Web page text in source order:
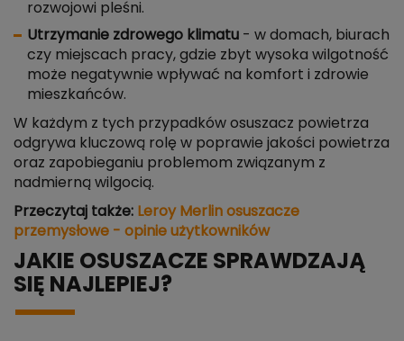
rozwojowi pleśni.
Utrzymanie zdrowego klimatu - w domach, biurach
czy miejscach pracy, gdzie zbyt wysoka wilgotność
może negatywnie wpływać na komfort i zdrowie
mieszkańców.
W każdym z tych przypadków osuszacz powietrza
odgrywa kluczową rolę w poprawie jakości powietrza
oraz zapobieganiu problemom związanym z
nadmierną wilgocią.
Przeczytaj także: Leroy Merlin osuszacze
przemysłowe - opinie użytkowników
JAKIE OSUSZACZE SPRAWDZAJĄ
SIĘ NAJLEPIEJ?